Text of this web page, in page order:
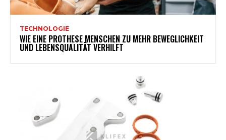
TECHNOLOGIE
WIE EINE PROTHESE MENSCHEN ZU MEHR BEWEGLICHKEIT
UND LEBENSQUALITÄT VERHILFT